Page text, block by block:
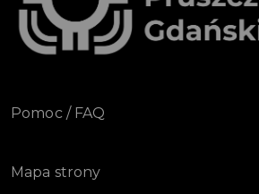
Pomoc / FAQ
Mapa strony